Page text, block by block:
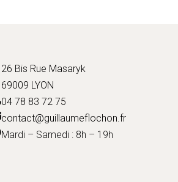
26 Bis Rue Masaryk
69009 LYON
04 78 83 72 75
contact@guillaumeflochon.fr
Mardi – Samedi : 8h – 19h